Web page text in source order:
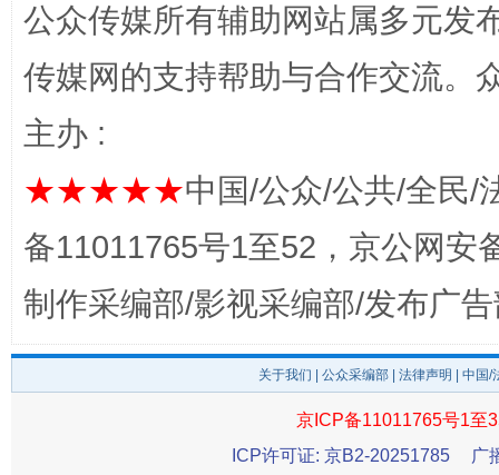
站台名比不上好声名
公众传媒所有辅助网站属多元发
传媒网的支持帮助与合作交流。
主办 :
★★★★★中国/公众/公共/全民/
备11011765号1至52，京公网安
制作采编部/影视采编部/发布广
关于我们 公众采编部 法律声明 | 中国
京ICP备11011765号1至
ICP许可证: 京B2-20251785
广